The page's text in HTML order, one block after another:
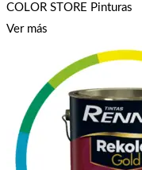
COLOR STORE Pinturas
Ver más